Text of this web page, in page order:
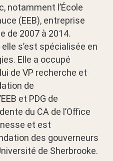
notamment l’École
(EEB), entreprise
de 2007 à 2014.
s’est spécialisée en
Elle a occupé
de VP recherche et
de
et PDG de
du CA de l’Office
et est
des gouverneurs
de Sherbrooke.